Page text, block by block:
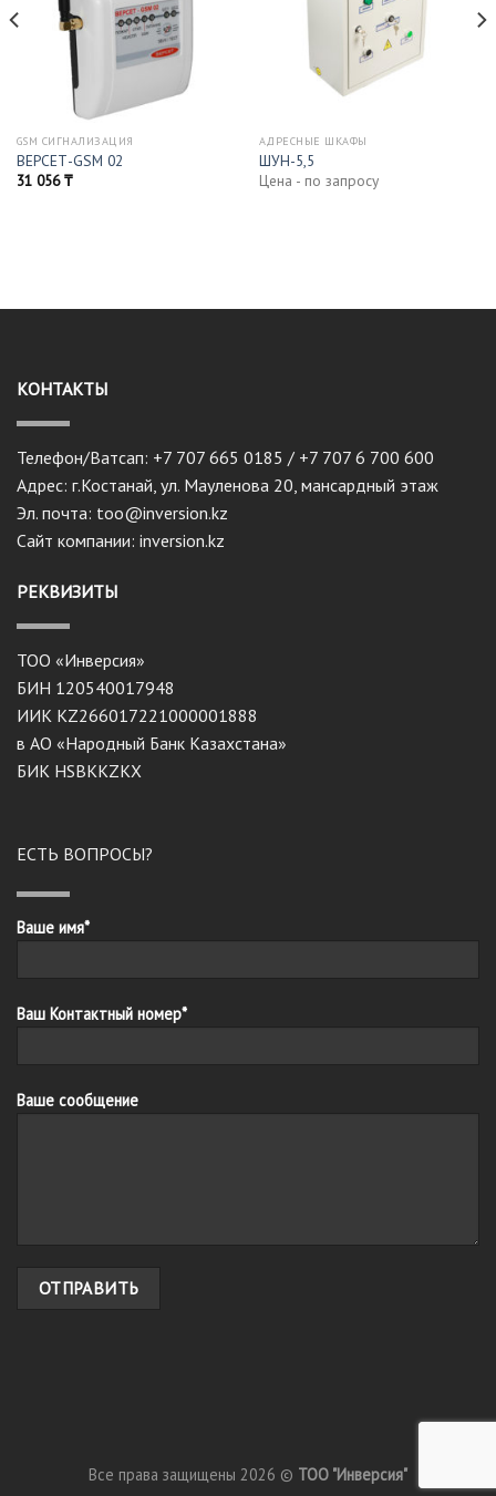
GSM СИГНАЛИЗАЦИЯ
ВЕРСЕТ-GSM 02
31 056₸
АДРЕСНЫЕ ШКАФЫ
ШУН-5,5
Цена - по запросу
КОНТАКТЫ
Телефон/Ватсап: +7 707 665 0185 / +7 707 6 700 600
Адрес: г.Костанай, ул. Мауленова 20, мансардный этаж
Эл. почта: too@inversion.kz
Сайт компании: inversion.kz
РЕКВИЗИТЫ
ТОО «Инверсия»
БИН 120540017948
ИИК KZ266017221000001888
в АО «Народный Банк Казахстана»
БИК HSBKKZKX
ЕСТЬ ВОПРОСЫ?
Ваше имя*
Ваш Контактный номер*
Ваше сообщение
Все права защищены 2026 © ТОО "Инверсия"